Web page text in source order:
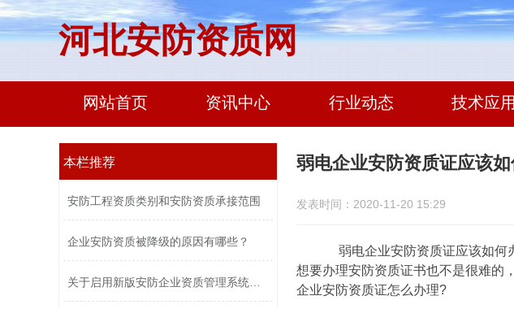
河北安防资质网
网站首页 资讯中心 行业动态 技术应用
本栏推荐
安防工程资质类别和安防资质承接范围
企业安防资质被降级的原因有哪些？
弱电企业安防资质证应该如
发表时间：2020-11-20 15:29
弱电企业安防资质证应该如何办
想要办理安防资质证书也不是很难的
企业安防资质证怎么办理?